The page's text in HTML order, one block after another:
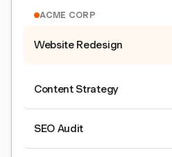
ACME CORP
Website Redesign
Content Strategy
SEO Audit